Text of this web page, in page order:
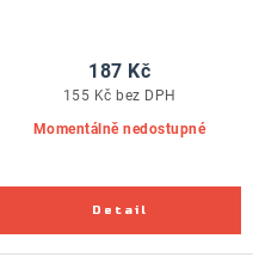
Momentálně nedostupné
155 Kč bez DPH
187 Kč